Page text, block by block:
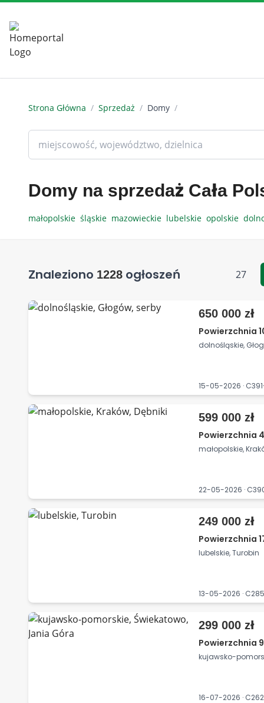
Strona Główna / Sprzedaż / Domy /
Domy na sprzedaż Cała
małopolskie śląskie mazowieckie lubelskie opolskie
Znaleziono 1228 ogłoszeń 27
650 000 zł
Powierzchnia
dolnośląskie,
15-05-2026 ·
599 000 zł
Powierzchnia
małopolskie,
22-05-2026 ·
249 000 zł
Powierzchnia
lubelskie, Turobin
13-05-2026 ·
299 000 zł
Powierzchnia
kujawsko-
16-07-2026 ·